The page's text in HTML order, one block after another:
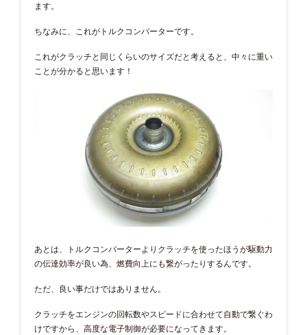
ます。
ちなみに、これがトルクコンバーターです。
これがクラッチと同じくらいのサイズだと考えると、中々に重い
ことが分かると思います！
あとは、トルクコンバーターよりクラッチを使ったほうが駆動力
の伝達効率が良い為、燃費向上にも繋がったりするんです。
ただ、良い事だけではありません。
クラッチをエンジンの回転数やスピードに合わせて自動で繋ぐわ
けですから、高度な電子制御が必要になってきます。